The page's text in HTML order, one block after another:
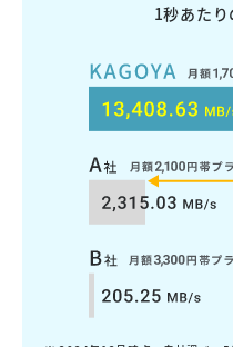
1秒あた